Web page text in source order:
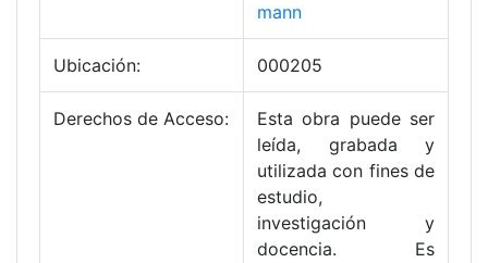
mann
Ubicación: 000205
Derechos de Acceso:
Esta obra puede ser
leída, grabada y
utilizada con fines de
estudio,
investigación y
docencia. Es